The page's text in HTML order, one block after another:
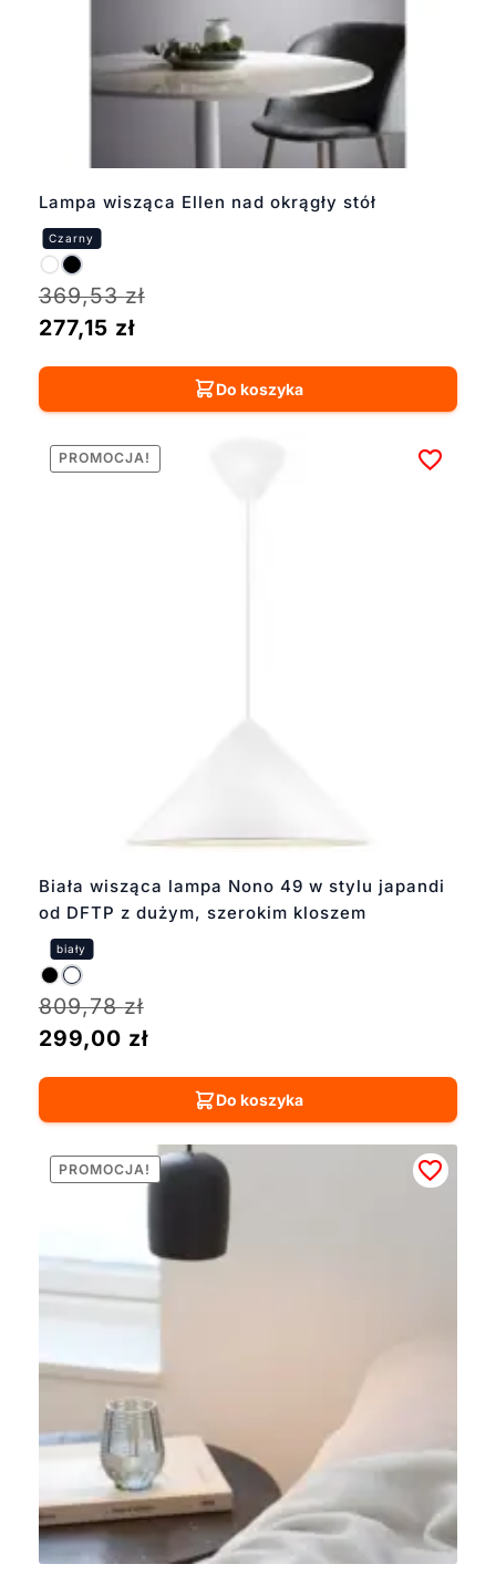
Lampa wisząca Ellen nad okrągły stół
369,53zł
277,15 zł
Do koszyka
Biała wisząca lampa Nono 49 w stylu japandi
od DFTP z dużym, szerokim kloszem
PROMOCJA!
809,78zł
299,00 zł
Do koszyka
PROMOCJA!